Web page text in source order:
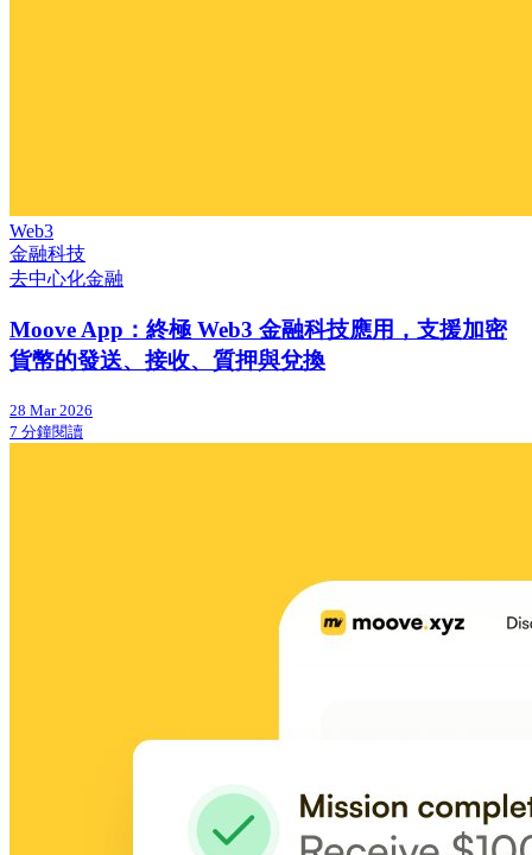
Web3
金融科技
去中心化金融
Moove App：終極 Web3 金融科技應用，支援加密
貨幣的發送、接收、質押與兌換
28 Mar 2026
7 分鐘閱讀